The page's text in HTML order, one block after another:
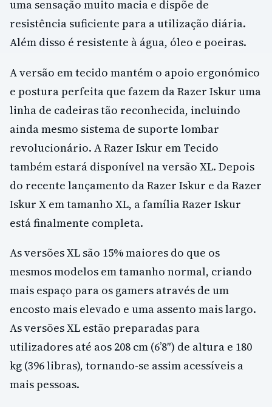
uma sensação muito macia e dispõe de
resistência suficiente para a utilização diária.
Além disso é resistente à água, óleo e poeiras.
A versão em tecido mantém o apoio ergonómico
e postura perfeita que fazem da Razer Iskur uma
linha de cadeiras tão reconhecida, incluindo
ainda mesmo sistema de suporte lombar
revolucionário. A Razer Iskur em Tecido
também estará disponível na versão XL. Depois
do recente lançamento da Razer Iskur e da Razer
Iskur X em tamanho XL, a família Razer Iskur
está finalmente completa.
As versões XL são 15% maiores do que os
mesmos modelos em tamanho normal, criando
mais espaço para os gamers através de um
encosto mais elevado e uma assento mais largo.
As versões XL estão preparadas para
utilizadores até aos 208 cm (6’8″) de altura e 180
kg (396 libras), tornando-se assim acessíveis a
mais pessoas.